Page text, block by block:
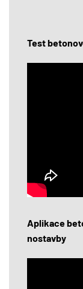
Test
Aplikace
nostavby